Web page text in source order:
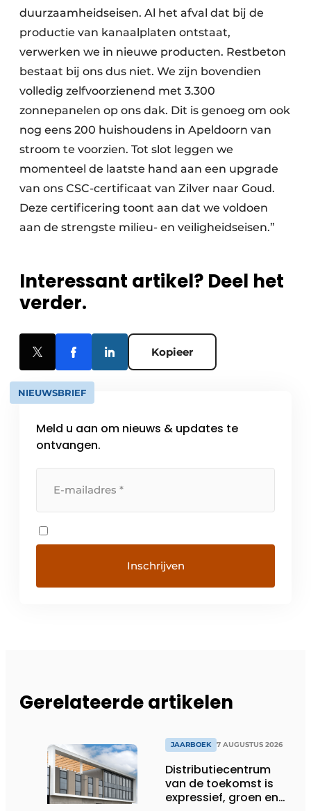
duurzaamheidseisen. Al het afval dat bij de
productie van kanaalplaten ontstaat,
verwerken we in nieuwe producten. Restbeton
bestaat bij ons dus niet. We zijn bovendien
volledig zelfvoorzienend met 3.300
zonnepanelen op ons dak. Dit is genoeg om ook
nog eens 200 huishoudens in Apeldoorn van
stroom te voorzien. Tot slot leggen we
momenteel de laatste hand aan een upgrade
van ons CSC-certificaat van Zilver naar Goud.
Deze certificering toont aan dat we voldoen
aan de strengste milieu- en veiligheidseisen.”
Interessant artikel? Deel het
verder.
Kopieer
NIEUWSBRIEF
Meld u aan om nieuws & updates te
ontvangen.
Gerelateerde artikelen
JAARBOEK 7 AUGUSTUS 2026
Distributiecentrum
van de toekomst is
expressief, groen en